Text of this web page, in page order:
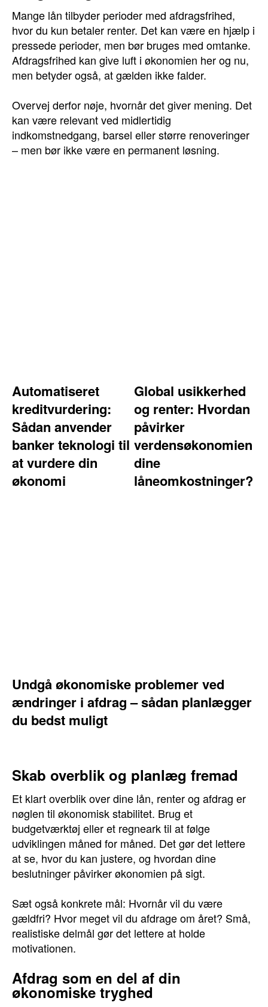
Mange lån tilbyder perioder med afdragsfrihed,
hvor du kun betaler renter. Det kan være en hjælp i
pressede perioder, men bør bruges med omtanke.
Afdragsfrihed kan give luft i økonomien her og nu,
men betyder også, at gælden ikke falder.
Overvej derfor nøje, hvornår det giver mening. Det
kan være relevant ved midlertidig
indkomstnedgang, barsel eller større renoveringer
– men bør ikke være en permanent løsning.
Automatiseret
kreditvurdering:
Sådan anvender
banker teknologi til
at vurdere din
økonomi
Global usikkerhed
og renter: Hvordan
påvirker
verdensøkonomien
dine
låneomkostninger?
Undgå økonomiske problemer ved
ændringer i afdrag – sådan planlægger
du bedst muligt
Skab overblik og planlæg fremad
Et klart overblik over dine lån, renter og afdrag er
nøglen til økonomisk stabilitet. Brug et
budgetværktøj eller et regneark til at følge
udviklingen måned for måned. Det gør det lettere
at se, hvor du kan justere, og hvordan dine
beslutninger påvirker økonomien på sigt.
Sæt også konkrete mål: Hvornår vil du være
gældfri? Hvor meget vil du afdrage om året? Små,
realistiske delmål gør det lettere at holde
motivationen.
Afdrag som en del af din
økonomiske tryghed